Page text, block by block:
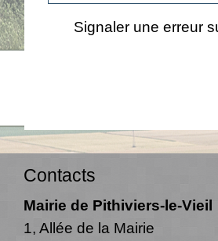
Signaler une erreur
Contacts
Mairie de Pithiviers-le-Vieil
1, Allée de la Mairie